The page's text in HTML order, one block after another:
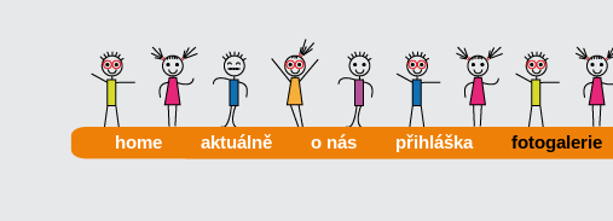
home aktuálně o nás přihláška fotogalerie